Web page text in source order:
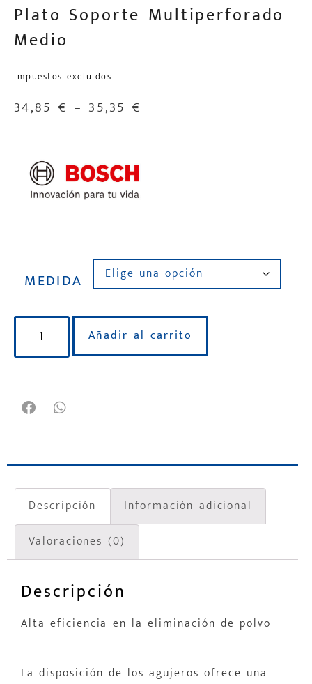
Plato Soporte Multiperforado
Medio
Impuestos excluidos
34,85 € – 35,35€
MEDIDA
Añadir al carrito
Descripción
Información adicional
Valoraciones (0)
Descripción
Alta eficiencia en la eliminación de polvo
La disposición de los agujeros ofrece una